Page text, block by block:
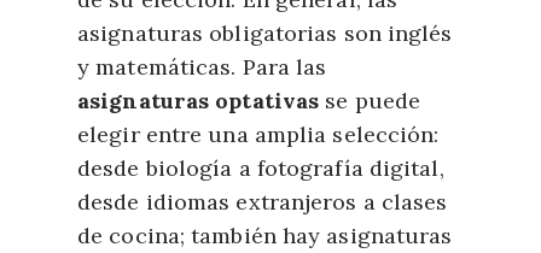
asignaturas obligatorias son inglés
y matemáticas. Para las
asignaturas optativas se puede
elegir entre una amplia selección:
desde biología a fotografía digital,
desde idiomas extranjeros a clases
de cocina; también hay asignaturas